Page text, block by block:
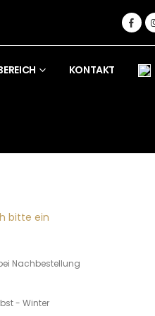
KONTAKT
bitte ein
Nachbestellung
- Winter